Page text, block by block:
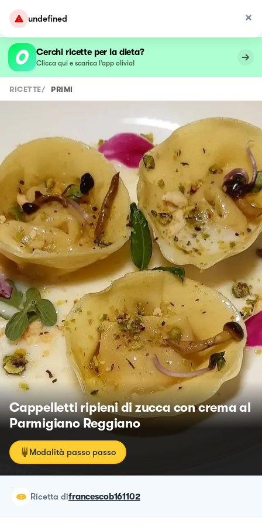
undefined
Cerchi ricette per la dieta?
Clicca qui e scarica l’app olivia!
RICETTE/ PRIMI
Cappelletti ripieni di zucca con crema al
Parmigiano Reggiano
Modalità passo passo
ricetta difrancescob161102